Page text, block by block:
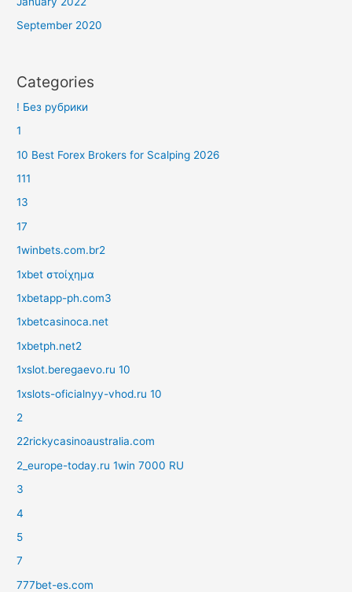
September 2020
Categories
! Без рубрики
1
10 Best Forex Brokers for Scalping 2026
111
13
17
1winbets.com.br2
1xbet στοίχημα
1xbetapp-ph.com3
1xbetcasinoca.net
1xbetph.net2
1xslot.beregaevo.ru 10
1xslots-oficialnyy-vhod.ru 10
2
22rickycasinoaustralia.com
2_europe-today.ru 1win 7000 RU
3
4
5
7
777bet-es.com